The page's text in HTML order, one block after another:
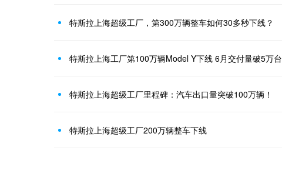
特斯拉上海超级工厂，第300万辆整车如何30多秒下线？
特斯拉上海工厂第100万辆Model Y下线 6月交付量破5万台
特斯拉上海超级工厂里程碑：汽车出口量突破100万辆！
特斯拉上海超级工厂200万辆整车下线